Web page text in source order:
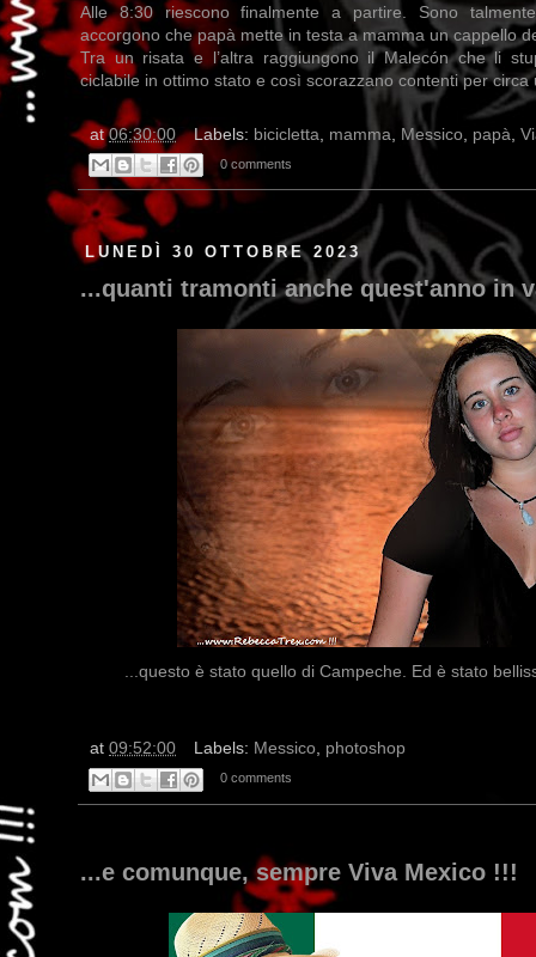
Alle 8:30 riescono finalmente a partire. Sono
accorgono che papà mette in testa a mamma un cappello
Tra un risata e l’altra raggiungono il Malecón che li
ciclabile in ottimo stato e così scorazzano contenti per circa
at06:30:00 Labels: bicicletta mamma Messico, papà
0 comments
LUNEDÌ 30 OTTOBRE 2023
...quanti tramonti anche quest'anno in
...questo è stato quello di Campeche. Ed è stato
at 09:52:00 Labels: Messico, photoshop
0 comments
...e comunque, sempre Viva Mexico !!!